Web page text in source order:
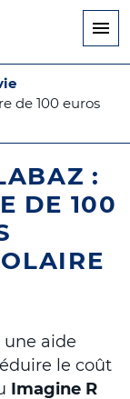
de 100 euros
:
DE 100
une aide
le coût
Imagine R